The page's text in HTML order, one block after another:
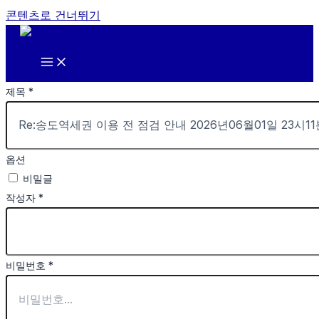
콘텐츠로 건너뛰기
제목 *
옵션
비밀글
작성자 *
비밀번호 *